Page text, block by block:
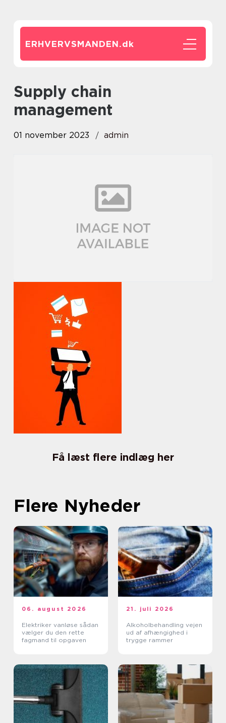
ERHVERVSMANDEN.dk
supply chain
management
01 november 2023 admin
Få læst flere indlæg her
Flere Nyheder
06. august 2026
Elektriker vanløse sådan
vælger du den rette
fagmand til opgaven
21. juli 2026
Alkoholbehandling vejen
ud af afhængighed i
trygge rammer